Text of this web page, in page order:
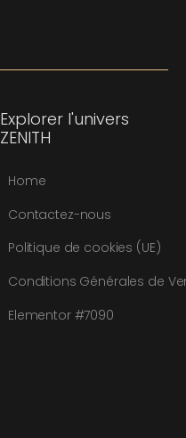
Explorer l'univers
ZENITH
Home
Contactez-nous
Politique de cookies (UE)
Conditions Générales de
Elementor #7090